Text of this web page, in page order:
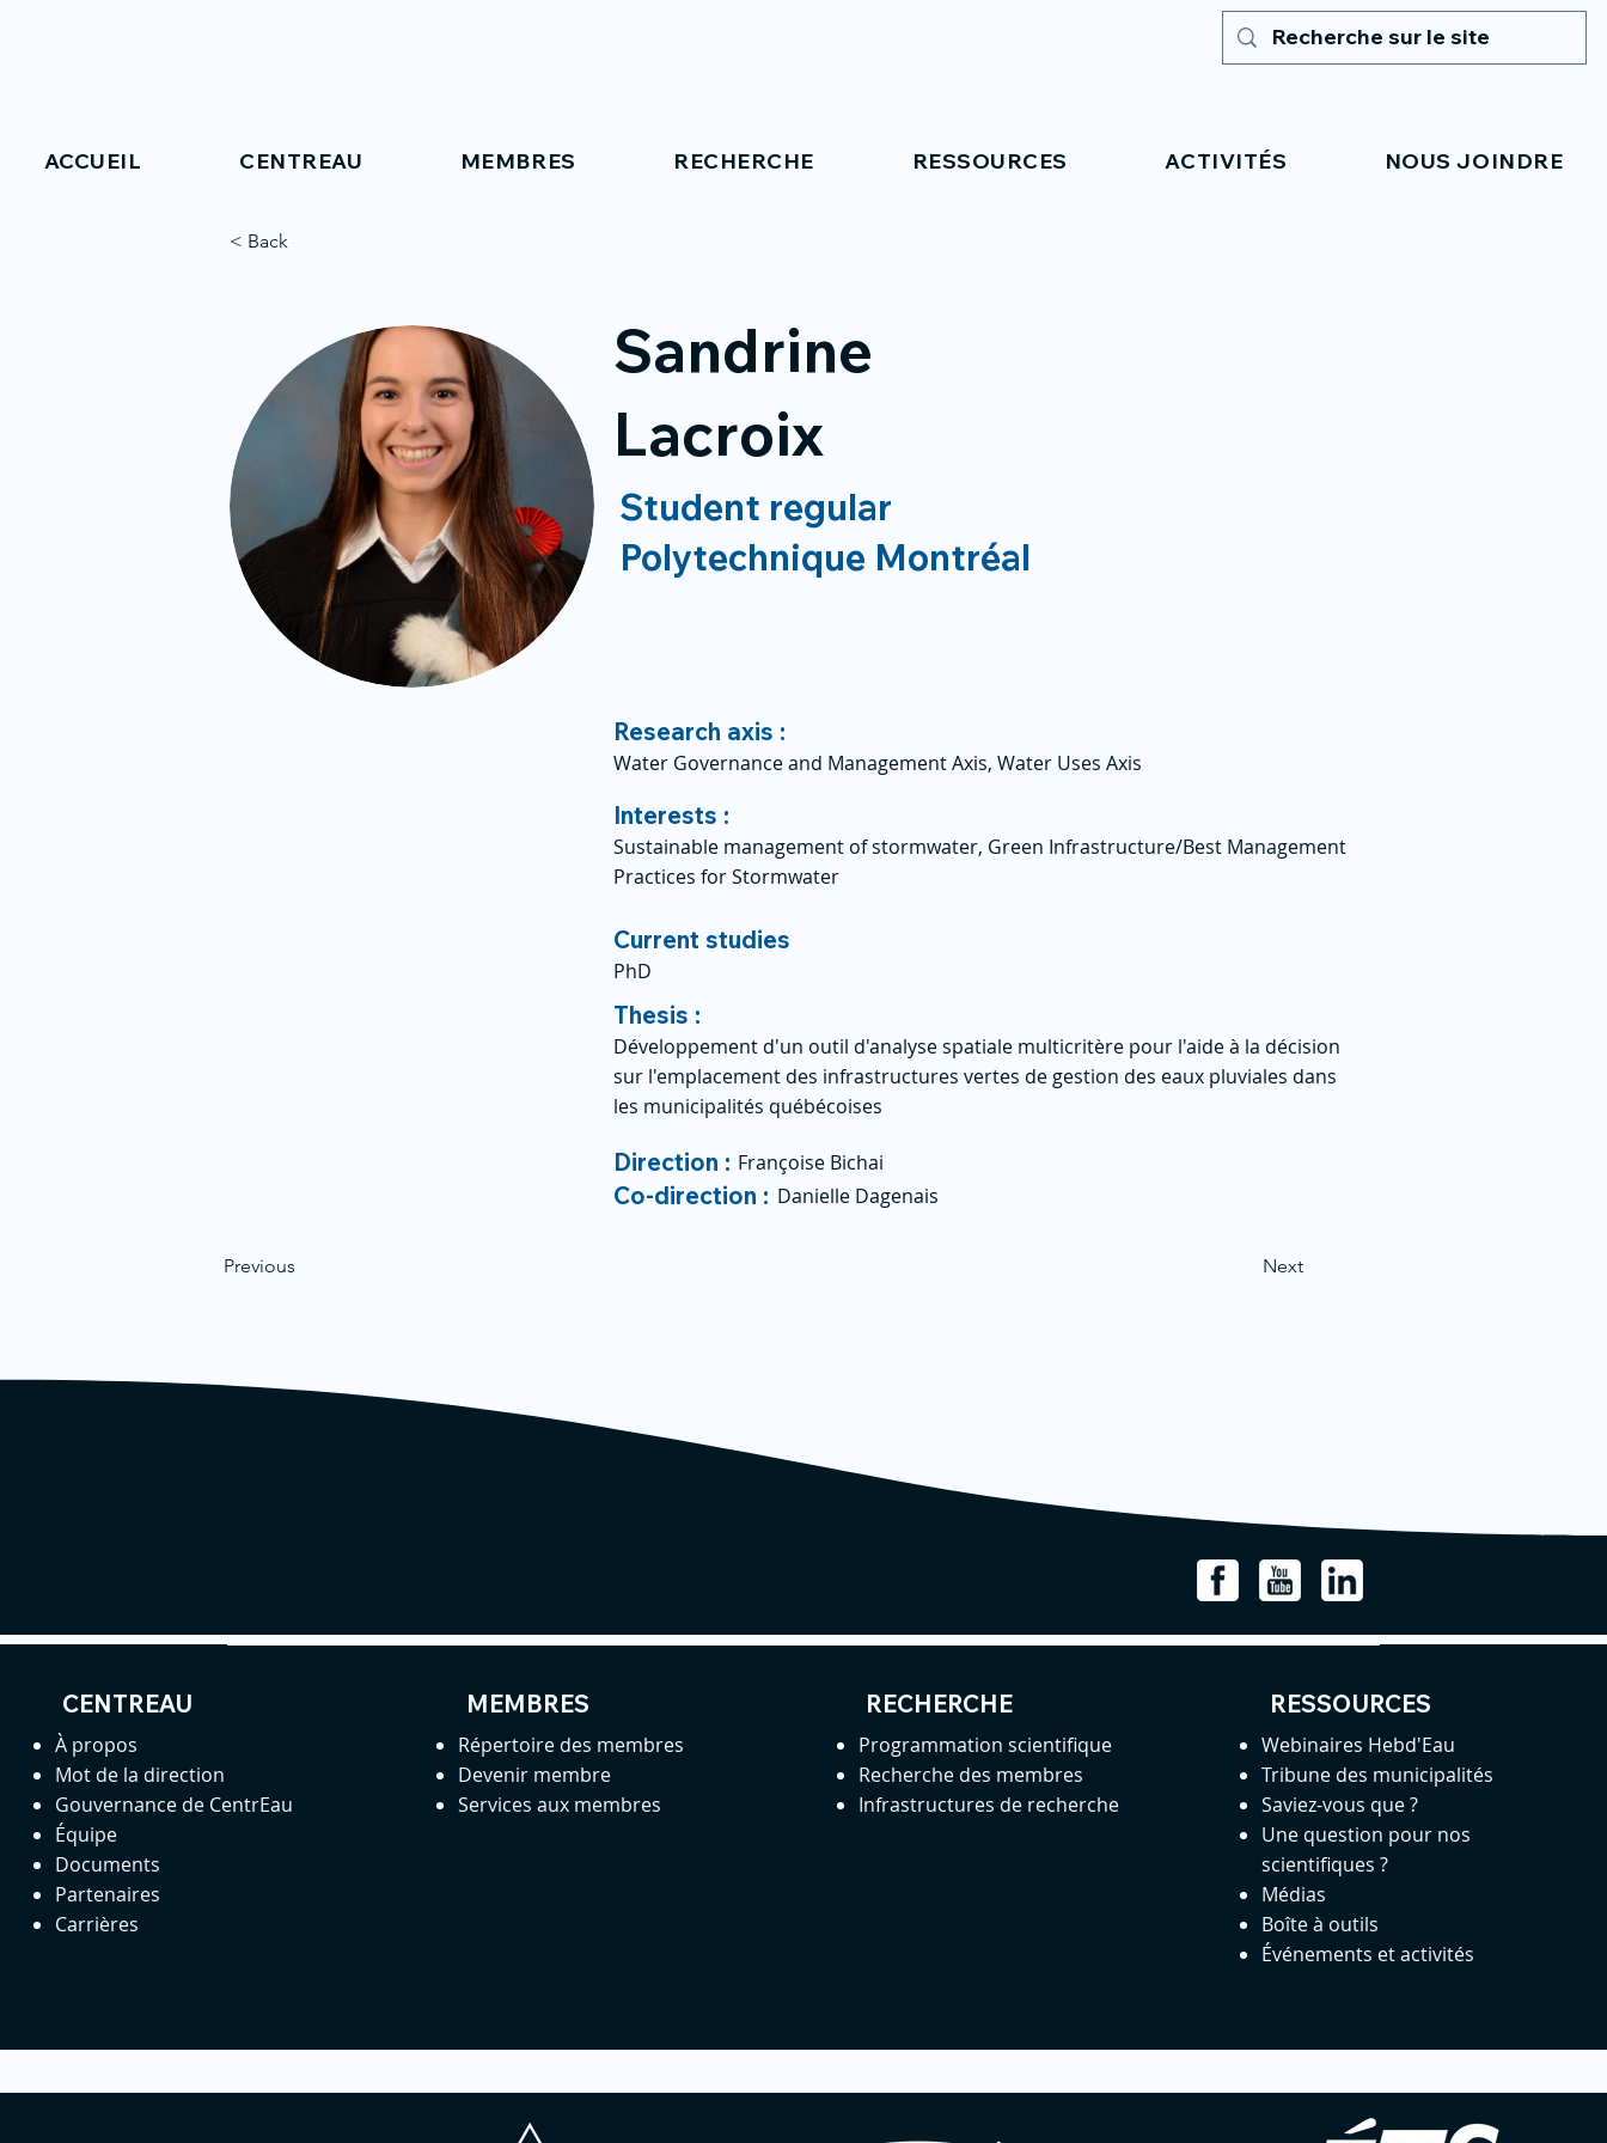
ACCUEIL CENTREAU MEMBRES RECHERCHE RESSOURCES ACTIVITÉS NOUS JOINDRE
< Back
Sandrine
Lacroix
Student regular
Polytechnique Montréal
Research axis :
Water Governance and Management Axis, Water Uses Axis
Interests :
Sustainable management of stormwater, Green Infrastructure/Best Management
Practices for Stormwater
Current studies
PhD
Thesis :
Développement d'un outil d'analyse spatiale multicritère pour l'aide à la décision
sur l'emplacement des infrastructures vertes de gestion des eaux pluviales dans
les municipalités québécoises
Previous
Direction : Françoise Bichai
Co-direction : Danielle Dagenais
Next
CENTREAU
À propos
Mot de la direction
Gouvernance de CentrEau
Équipe
Documents
Partenaires
Carrières
MEMBRES
Répertoire des membres
Devenir membre
Services aux membres
RECHERCHE
Programmation scientifique
Recherche des membres
Infrastructures de recherche
RESSOURCES
Webinaires Hebd'Eau
Tribune des municipalités
Saviez-vous que ?
Une question pour nos
scientifiques ?
Médias
Boîte à outils
Événements et activités